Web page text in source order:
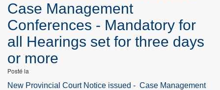
Case Management
Conferences - Mandatory for
all Hearings set for three days
or more
Posté la
New Provincial Court Notice issued - Case Management